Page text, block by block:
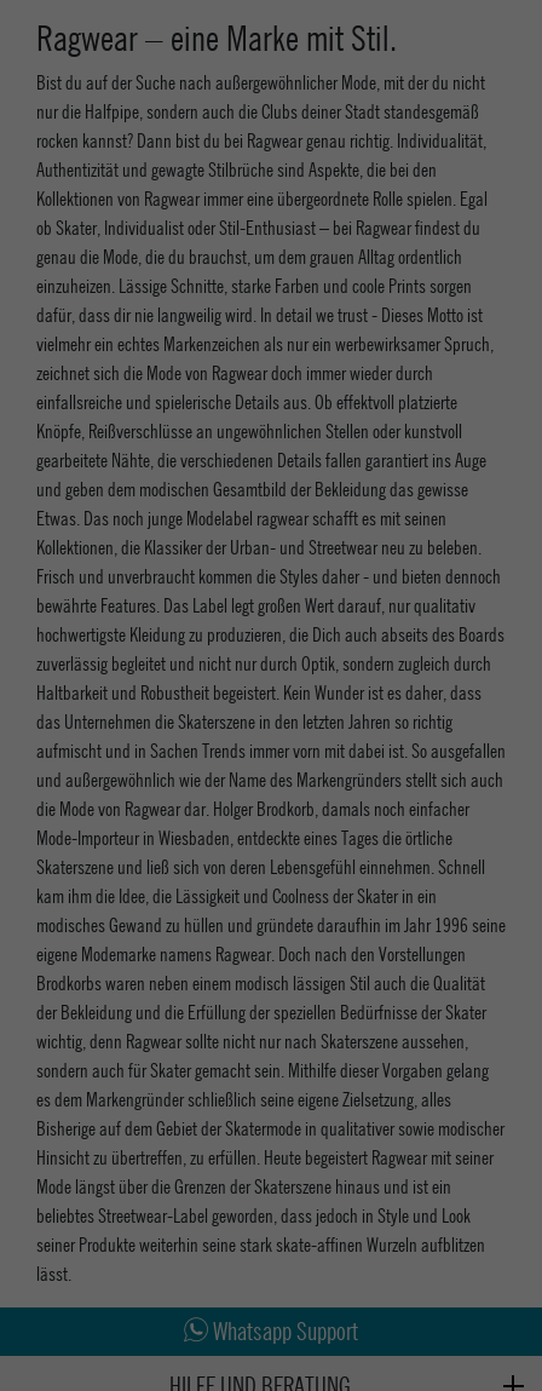
Ragwear – eine Marke mit Stil.
Bist du auf der Suche nach außergewöhnlicher Mode, mit der du nicht
nur die Halfpipe, sondern auch die Clubs deiner Stadt standesgemäß
rocken kannst? Dann bist du bei Ragwear genau richtig. Individualität,
Authentizität und gewagte Stilbrüche sind Aspekte, die bei den
Kollektionen von Ragwear immer eine übergeordnete Rolle spielen. Egal
ob Skater, Individualist oder Stil-Enthusiast – bei Ragwear findest du
genau die Mode, die du brauchst, um dem grauen Alltag ordentlich
einzuheizen. Lässige Schnitte, starke Farben und coole Prints sorgen
dafür, dass dir nie langweilig wird. In detail we trust - Dieses Motto ist
vielmehr ein echtes Markenzeichen als nur ein werbewirksamer Spruch,
zeichnet sich die Mode von Ragwear doch immer wieder durch
einfallsreiche und spielerische Details aus. Ob effektvoll platzierte
Knöpfe, Reißverschlüsse an ungewöhnlichen Stellen oder kunstvoll
gearbeitete Nähte, die verschiedenen Details fallen garantiert ins Auge
und geben dem modischen Gesamtbild der Bekleidung das gewisse
Etwas. Das noch junge Modelabel ragwear schafft es mit seinen
Kollektionen, die Klassiker der Urban- und Streetwear neu zu beleben.
Frisch und unverbraucht kommen die Styles daher - und bieten dennoch
bewährte Features. Das Label legt großen Wert darauf, nur qualitativ
hochwertigste Kleidung zu produzieren, die Dich auch abseits des Boards
zuverlässig begleitet und nicht nur durch Optik, sondern zugleich durch
Haltbarkeit und Robustheit begeistert. Kein Wunder ist es daher, dass
das Unternehmen die Skaterszene in den letzten Jahren so richtig
aufmischt und in Sachen Trends immer vorn mit dabei ist. So ausgefallen
und außergewöhnlich wie der Name des Markengründers stellt sich auch
die Mode von Ragwear dar. Holger Brodkorb, damals noch einfacher
Mode-Importeur in Wiesbaden, entdeckte eines Tages die örtliche
Skaterszene und ließ sich von deren Lebensgefühl einnehmen. Schnell
kam ihm die Idee, die Lässigkeit und Coolness der Skater in ein
modisches Gewand zu hüllen und gründete daraufhin im Jahr 1996 seine
eigene Modemarke namens Ragwear. Doch nach den Vorstellungen
Brodkorbs waren neben einem modisch lässigen Stil auch die Qualität
der Bekleidung und die Erfüllung der speziellen Bedürfnisse der Skater
wichtig, denn Ragwear sollte nicht nur nach Skaterszene aussehen,
sondern auch für Skater gemacht sein. Mithilfe dieser Vorgaben gelang
es dem Markengründer schließlich seine eigene Zielsetzung, alles
Bisherige auf dem Gebiet der Skatermode in qualitativer sowie modischer
Hinsicht zu übertreffen, zu erfüllen. Heute begeistert Ragwear mit seiner
Mode längst über die Grenzen der Skaterszene hinaus und ist ein
beliebtes Streetwear-Label geworden, dass jedoch in Style und Look
seiner Produkte weiterhin seine stark skate-affinen Wurzeln aufblitzen
lässt.
Whatsapp Support